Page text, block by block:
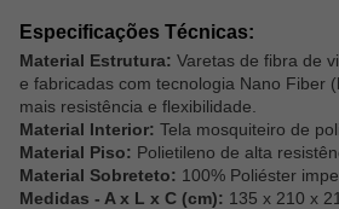
Especificações Técnicas:
Material Estrutura: Varetas de fibra de
e fabricadas com tecnologia Nano Fiber
mais resistência e flexibilidade.
Material Interior: Tela mosquiteiro de
Material Piso: Polietileno de alta
Material Sobreteto: 100% Poliéster
Medidas - A x L x C (cm): 135 x 210 x